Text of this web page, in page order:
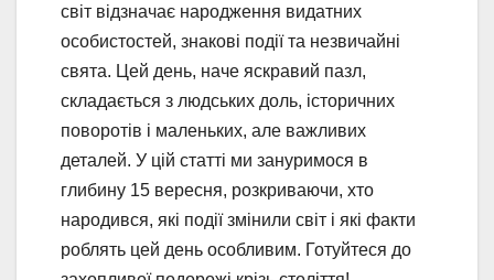
світ відзначає народження видатних
особистостей, знакові події та незвичайні
свята. Цей день, наче яскравий пазл,
складається з людських доль, історичних
поворотів і маленьких, але важливих
деталей. У цій статті ми зануримося в
глибину 15 вересня, розкриваючи, хто
народився, які події змінили світ і які факти
роблять цей день особливим. Готуйтеся до